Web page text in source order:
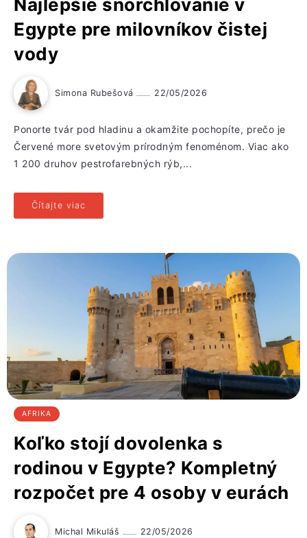
Najlepšie šnorchlovanie v
Egypte pre milovníkov čistej
vody
Simona Rubešová 22/05/2026
Ponorte tvár pod hladinu a okamžite pochopíte, prečo je
Červené more svetovým prírodným fenoménom. Viac ako
1 200 druhov pestrofarebných rýb,...
Čítajte viac
AFRIKA
Koľko stojí dovolenka s
rodinou v Egypte? Kompletný
rozpočet pre 4 osoby v eurách
Michal Mikuláš 22/05/2026